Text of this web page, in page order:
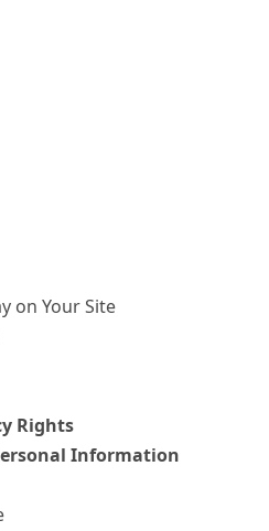
on Your Site
Rights
Information